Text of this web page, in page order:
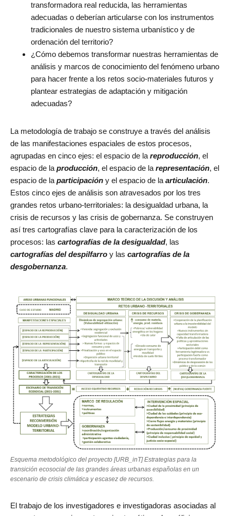
transformadora real reducida, las herramientas
adecuadas o deberían articularse con los instrumentos
tradicionales de nuestro sistema urbanístico y de
ordenación del territorio?
¿Cómo debemos transformar nuestras herramientas de
análisis y marcos de conocimiento del fenómeno urbano
para hacer frente a los retos socio-materiales futuros y
plantear estrategias de adaptación y mitigación
adecuadas?
La metodología de trabajo se construye a través del análisis
de las manifestaciones espaciales de estos procesos,
agrupadas en cinco ejes: el espacio de la reproducción, el
espacio de la producción, el espacio de la representación, el
espacio de la participación y el espacio de la articulación.
Estos cinco ejes de análisis son atravesados por los tres
grandes retos urbano-territoriales: la desigualdad urbana, la
crisis de recursos y las crisis de gobernanza. Se construyen
así tres cartografías clave para la caracterización de los
procesos: las cartografías de la desigualdad, las
cartografías del despilfarro y las cartografías de la
desgobernanza.
Esquema metodológico del proyecto [URB_inT] Estrategias para la
transición ecosocial de las grandes áreas urbanas españolas en un
escenario de crisis climática y escasez de recursos.
El trabajo de los investigadores e investigadoras asociadas al